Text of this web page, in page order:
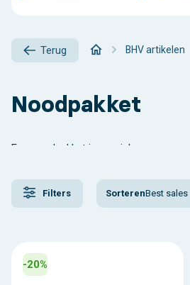
Terug BHV artikelen
Noodpakket
Een noodpakket is onmisbaar
Filters SorterenBest sales
-20%